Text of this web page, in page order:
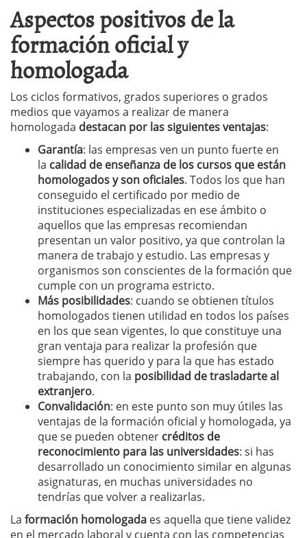
Aspectos positivos de la
formación oficial y
homologada
Los ciclos formativos, grados superiores o grados
medios que vayamos a realizar de manera
homologada destacan por las siguientes ventajas:
Garantía: las empresas ven un punto fuerte en
la calidad de enseñanza de los cursos que están
homologados y son oficiales. Todos los que han
conseguido el certificado por medio de
instituciones especializadas en ese ámbito o
aquellos que las empresas recomiendan
presentan un valor positivo, ya que controlan la
manera de trabajo y estudio. Las empresas y
organismos son conscientes de la formación que
cumple con un programa estricto.
Más posibilidades: cuando se obtienen títulos
homologados tienen utilidad en todos los países
en los que sean vigentes, lo que constituye una
gran ventaja para realizar la profesión que
siempre has querido y para la que has estado
trabajando, con la posibilidad de trasladarte al
extranjero.
Convalidación: en este punto son muy útiles las
ventajas de la formación oficial y homologada, ya
que se pueden obtener créditos de
reconocimiento para las universidades: si has
desarrollado un conocimiento similar en algunas
asignaturas, en muchas universidades no
tendrías que volver a realizarlas.
La formación homologada es aquella que tiene validez
en el mercado laboral y cuenta con las competencias